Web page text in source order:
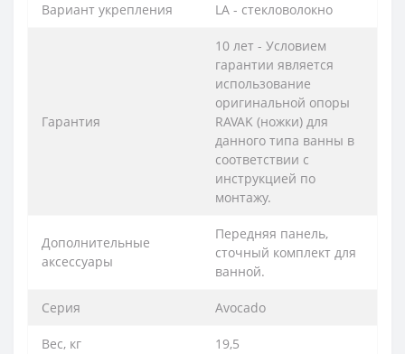
Вариант укрепления LA - стекловолокно
Гарантия
10 лет - Условием
гарантии является
использование
оригинальной опоры
RAVAK (ножки) для
данного типа ванны в
соответствии с
инструкцией по
монтажу.
Дополнительные
аксессуары
Передняя панель,
сточный комплект для
ванной.
Серия Avocado
Вес, кг 19,5